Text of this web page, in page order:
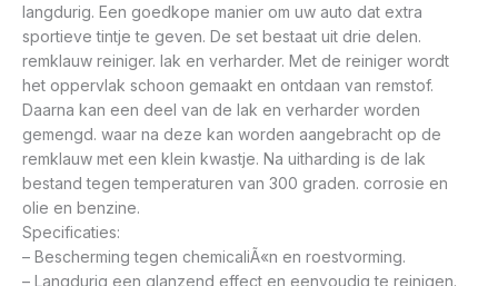
langdurig. Een goedkope manier om uw auto dat extra
sportieve tintje te geven. De set bestaat uit drie delen.
remklauw reiniger. lak en verharder. Met de reiniger wordt
het oppervlak schoon gemaakt en ontdaan van remstof.
Daarna kan een deel van de lak en verharder worden
gemengd. waar na deze kan worden aangebracht op de
remklauw met een klein kwastje. Na uitharding is de lak
bestand tegen temperaturen van 300 graden. corrosie en
olie en benzine.
Specificaties:
– Bescherming tegen chemicaliÃ«n en roestvorming.
– Langdurig een glanzend effect en eenvoudig te reinigen.